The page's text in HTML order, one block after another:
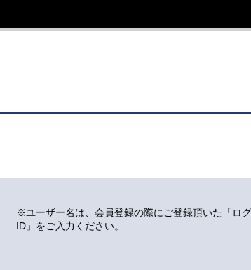
※ユーザー名は、会員登録の際にご登録頂いた「ロ
ID」をご入力ください。